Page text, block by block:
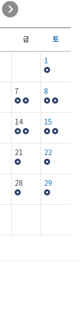
금 토
1
7 8
14 15
21 22
28 29